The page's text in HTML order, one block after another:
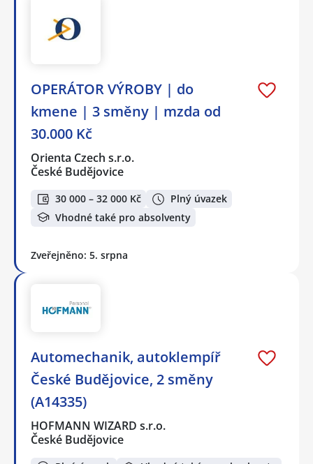
OPERÁTOR VÝROBY | do
kmene | 3 směny | mzda od
30.000 Kč
Orienta Czech s.r.o.
České Budějovice
30 000 – 32 000 Kč
Plný úvazek
Vhodné také pro absolventy
Zveřejněno: 5. srpna
Automechanik, autoklempíř
České Budějovice, 2 směny
(A14335)
HOFMANN WIZARD s.r.o.
České Budějovice